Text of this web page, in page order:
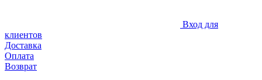
Вход для
клиентов
Доставка
Оплата
Возврат